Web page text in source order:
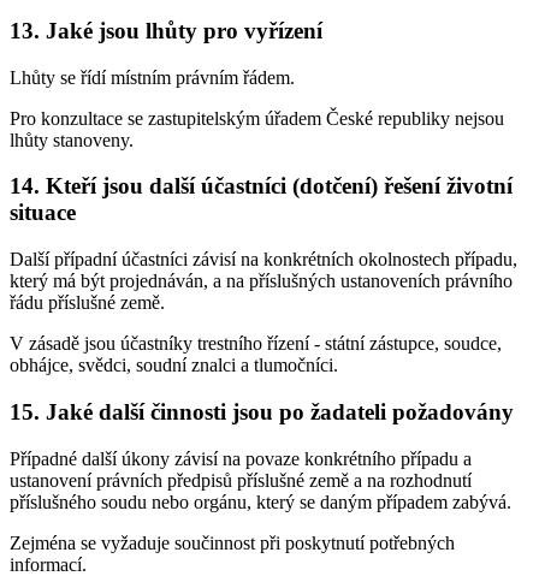
13. Jaké jsou lhůty pro vyřízení
Lhůty se řídí místním právním řádem.
Pro konzultace se zastupitelským úřadem České republiky nejsou
lhůty stanoveny.
14. Kteří jsou další účastníci (dotčení) řešení životní
situace
Další případní účastníci závisí na konkrétních okolnostech případu,
který má být projednáván, a na příslušných ustanoveních právního
řádu příslušné země.
V zásadě jsou účastníky trestního řízení - státní zástupce, soudce,
obhájce, svědci, soudní znalci a tlumočníci.
15. Jaké další činnosti jsou po žadateli požadovány
Případné další úkony závisí na povaze konkrétního případu a
ustanovení právních předpisů příslušné země a na rozhodnutí
příslušného soudu nebo orgánu, který se daným případem zabývá.
Zejména se vyžaduje součinnost při poskytnutí potřebných
informací.